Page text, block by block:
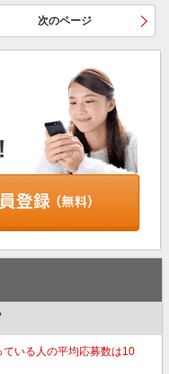
次のページ
ている人の平均応募数は10